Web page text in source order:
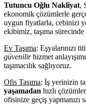
Tutuncu Oğlu Nakliyat,
ekonomik çözümlerle
uygun fiyatlarla, cebinizi
ekibimiz, taşıma
Ev Taşıma: Eşyalarınızı
güvenilirhizmet
taşımacılık sağlıyoruz.
Ofis Taşıma: İş yerinizin
yaşamadan hızlı
ofisinize geçiş yapmanızı